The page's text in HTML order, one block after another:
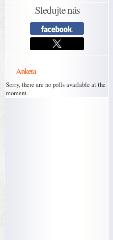
Sledujte nás
Anketa
Sorry, there are no polls available at the
moment.